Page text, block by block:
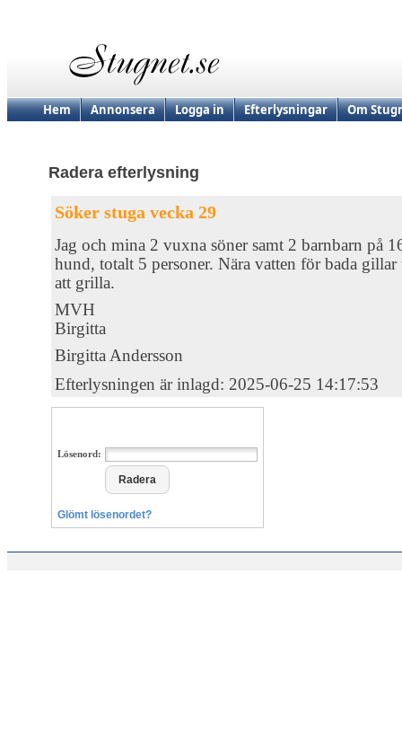
Hem Annonsera Logga in Efterlysningar Om
Radera efterlysning
Söker stuga vecka 29
Jag och mina 2 vuxna söner samt 2 barnbarn på
hund, totalt 5 personer. Nära vatten för bada
att grilla.
MVH
Birgitta
Birgitta Andersson
Efterlysningen är inlagd: 2025-06-25 14:17:53
Lösenord:
Glömt lösenordet?